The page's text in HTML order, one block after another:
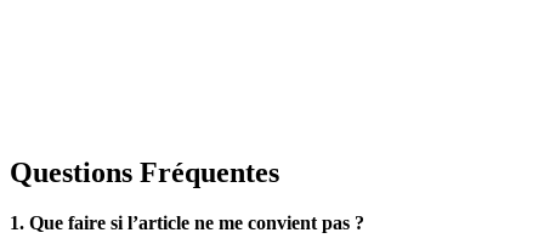
Questions Fréquentes
1. Que faire si l’article ne me convient pas ?